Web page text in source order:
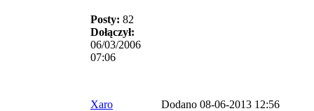
Posty: 82
Dołączył:
06/03/2006
07:06
Xaro Dodano 08-06-2013 12:56